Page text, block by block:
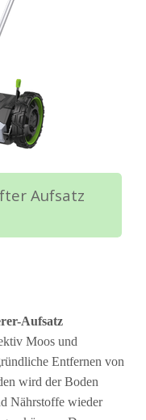
Aufsatz
Aufsatz
Moos und
Entfernen von
wird der Boden
Nährstoffe wieder